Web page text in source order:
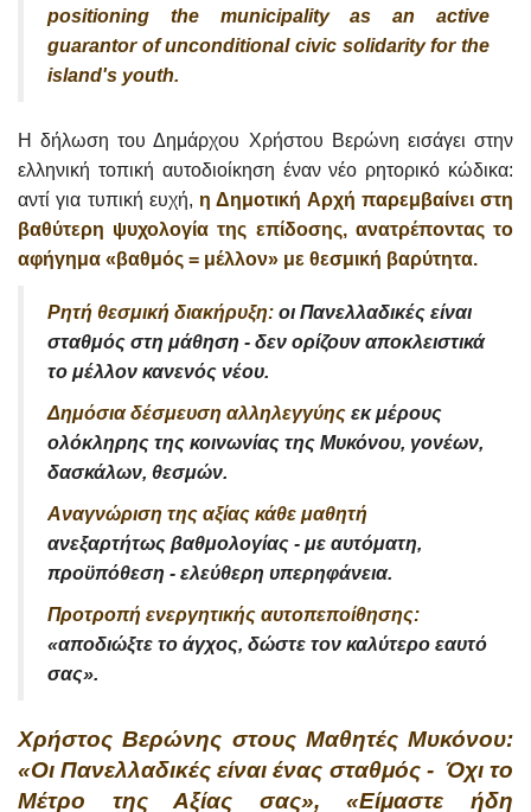
positioning the municipality as an active
guarantor of unconditional civic solidarity for the
island's youth.
Η δήλωση του Δημάρχου Χρήστου Βερώνη εισάγει στην
ελληνική τοπική αυτοδιοίκηση έναν νέο ρητορικό κώδικα:
αντί για τυπική ευχή, η Δημοτική Αρχή παρεμβαίνει στη
βαθύτερη ψυχολογία της επίδοσης, ανατρέποντας το
αφήγημα «βαθμός = μέλλον» με θεσμική βαρύτητα.
Ρητή θεσμική διακήρυξη: οι Πανελλαδικές είναι
σταθμός στη μάθηση - δεν ορίζουν αποκλειστικά
το μέλλον κανενός νέου.
Δημόσια δέσμευση αλληλεγγύης εκ μέρους
ολόκληρης της κοινωνίας της Μυκόνου, γονέων,
δασκάλων, θεσμών.
Αναγνώριση της αξίας κάθε μαθητή
ανεξαρτήτως βαθμολογίας - με αυτόματη,
προϋπόθεση - ελεύθερη υπερηφάνεια.
Προτροπή ενεργητικής αυτοπεποίθησης:
«αποδιώξτε το άγχος, δώστε τον καλύτερο εαυτό
σας».
Χρήστος Βερώνης στους Μαθητές Μυκόνου:
«Οι Πανελλαδικές είναι ένας σταθμός - Όχι το
Μέτρο της Αξίας σας», «Είμαστε ήδη